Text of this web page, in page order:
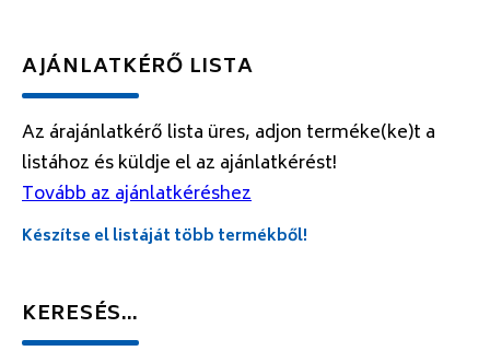
AJÁNLATKÉRŐ LISTA
Az árajánlatkérő lista üres, adjon terméke(ke)t a
listához és küldje el az ajánlatkérést!
Tovább az ajánlatkéréshez
Készítse el listáját több termékből!
KERESÉS…